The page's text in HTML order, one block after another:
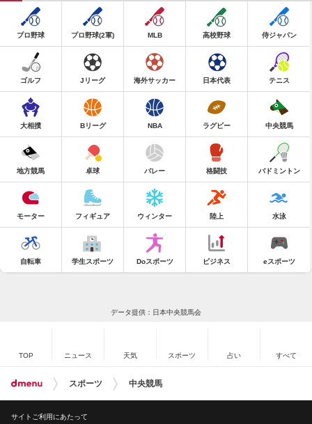
プロ野球 プロ野球(2軍) MLB 高校野球 侍ジャパン
ゴルフ Jリーグ 海外サッカー 日本代表 テニス
大相撲 Bリーグ NBA ラグビー 中央競馬
地方競馬 卓球 バレー 格闘技 バドミントン
モーター フィギュア ウィンター 陸上 水泳
自転車 学生スポーツ Doスポーツ ビジネス eスポーツ
データ提供：日本中央競馬会
TOP ニュース 天気 スポーツ 占い すべて
スポーツ 中央競馬
サイトご利用にあたって